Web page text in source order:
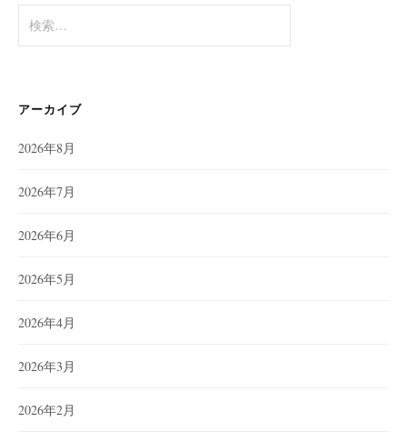
索:
アーカイブ
2026年8月
2026年7月
2026年6月
2026年5月
2026年4月
2026年3月
2026年2月